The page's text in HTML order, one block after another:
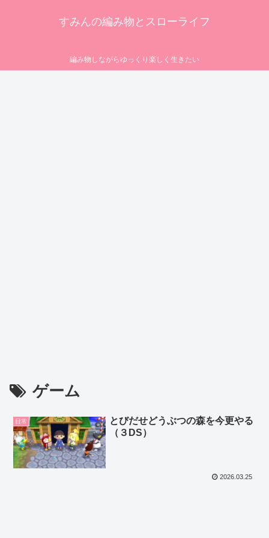
すみんの編み物とスローライフ
編み物しながらゆっくり楽しく生きたい
ゲーム
日常
とびだせどうぶつの森を今更やる
（３DS）
2026.03.25